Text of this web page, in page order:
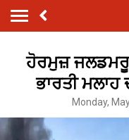
ਹੋਰਮੁਜ਼ ਜਲਡਮਰੂ
ਭਾਰਤੀ
Monday,